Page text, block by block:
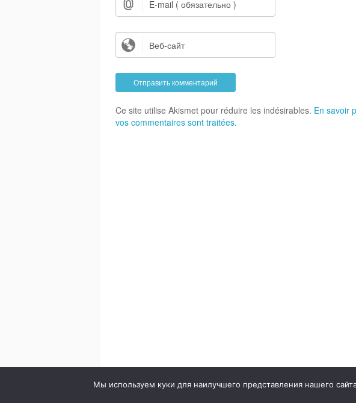
Ce site utilise Akismet pour réduire les indésirables. En savoir
vos commentaires sont traitées.
Мы используем куки для наилучшего представления нашего